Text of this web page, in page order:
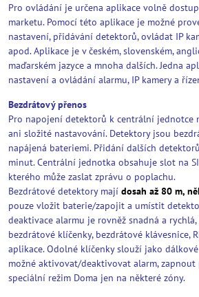
Pro ovládání je určena aplikace volně
marketu. Pomocí této aplikace je možné
nastavení, přidávání detektorů, ovládat IP
apod. Aplikace je v českém, slovenském,
maďarském jazyce a mnoha dalších. Jedna
nastavení a ovládání alarmu, IP kamery a
Bezdrátový přenos
Pro napojení detektorů k centrální jednotce
ani složité nastavování. Detektory jsou
napájená bateriemi. Přidání dalších
minut. Centrální jednotka obsahuje slot na
kterého může zaslat zprávu o poplachu.
Bezdrátové detektory mají dosah až 80 m,
pouze vložit baterie/zapojit a umístit
deaktivace alarmu je rovněž snadná a
bezdrátové klíčenky, bezdrátové klávesnice,
aplikace. Odolné klíčenky slouží jako
možné aktivovat/deaktivovat alarm, zapnout
speciální režim Doma jen na některé zóny.